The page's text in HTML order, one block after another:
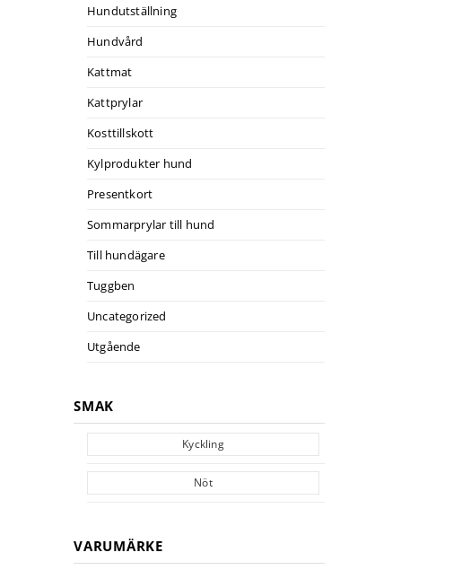
Hundutställning
Hundvård
Kattmat
Kattprylar
Kosttillskott
Kylprodukter hund
Presentkort
Sommarprylar till hund
Till hundägare
Tuggben
Uncategorized
Utgående
SMAK
Kyckling
Nöt
VARUMÄRKE